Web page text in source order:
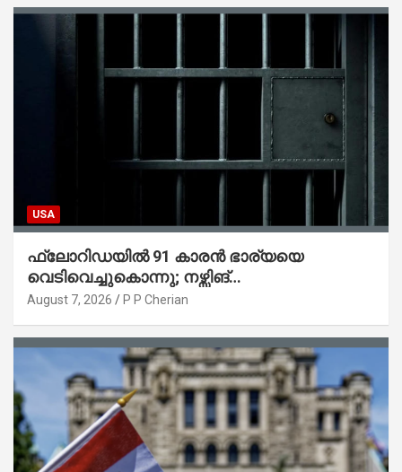
USA
ഫ്ലോറിഡയിൽ 91 കാരൻ ഭാര്യയെ
വെടിവെച്ചുകൊന്നു; നഴ്സിങ്
ഹോമിലാക്കില്ലെന്ന് നൽകിയ വാഗ്ദാനം
August 7, 2026 P P Cherian